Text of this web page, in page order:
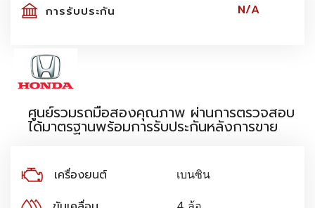
การรับประกัน N/A
ศูนย์รวมรถมือสองคุณภาพ ผ่านการตรวจสอบ
ได้มาตรฐานพร้อมการรับประกันหลังการขาย
เครื่องยนต์ เบนซิน